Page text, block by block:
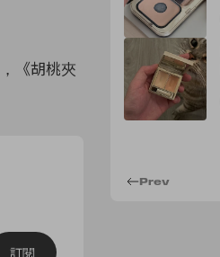
《胡桃夾
訂閱
Prev